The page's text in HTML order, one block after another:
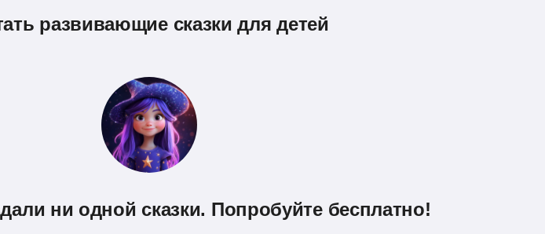
развивающие сказки для детей
ни одной сказки. Попробуйте бесплатно!